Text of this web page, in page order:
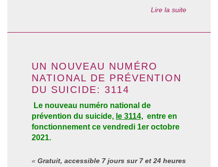
Lire la suite
UN NOUVEAU NUMÉRO
NATIONAL DE PRÉVENTION
DU SUICIDE: 3114
Le nouveau numéro national de
prévention du suicide, le 3114, entre en
fonctionnement ce vendredi 1er octobre
2021.
« Gratuit, accessible 7 jours sur 7 et 24 heures